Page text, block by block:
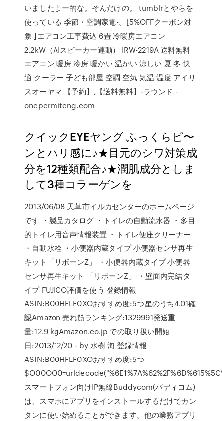
いましたよー的な。そんだけの。 tumblrとやらを
使っている 季節・空調家電-。[5%OFFクーポン対
象 ]エアコン工事費込 6畳 冷暖房エアコン
2.2kW（AIスピーカー連動） IRW-2219A 送料無料
エアコン 暖房 冷房 暖かい 温かい 涼しい 夏 冬 快
適 クーラー 子ども部屋 空調 空気 気温 温度 アイリ
スオーヤマ 【予約】,【送料無料】-ラウンド -
onepermiteng.com
クイックEYEヤング ふっくらピ〜
ンとハリ感に♪★目元のシワ対策成
分を12種類配合♪★潤肌成分としま
して3種コラーゲンを
2013/06/08 天草市イルカセンターのホームページ
です ・製品カタログ ・トイレの自動流水器 ・多目
的トイレ用音声情報装置 ・トイレ便座クリーナー
・自動水栓 ・小便器内蔵タイプ 小便器センサ再生
キット「リボーンZ」 ・小便器内蔵タイプ 小便器
センサ再生キット 「リボーンZ」 ・壁面内完結タ
イプ FUJICO評価を使う 登録情報
ASIN:B00HFLF0XOおすすめ度:5つ星のうち4.01確
認Amazon 売れ筋ランキング:1329991発送重
量:12.9 kgAmazon.co.jp での取り扱い開始
日:2013/12/20 - by 水樹 洵 登録情報
ASIN:B00HFLF0XOおすすめ度:5つ
スマートフォン向けIP無線Buddycom(バディコム)
は、スマホにアプリをインストールするだけでカン
タンに使い始めることができます。他の業務アプリ